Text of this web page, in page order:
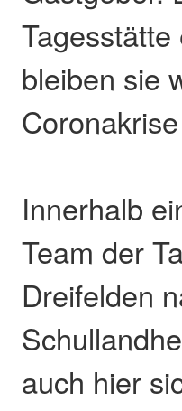
bleiben sie
Innerhalb
Team der
Dreifelden
auch hier